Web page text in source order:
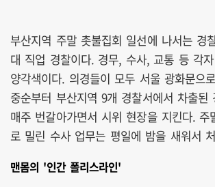
부산지역 주말 촛불집회 일선에 나서는 경
대 직업 경찰이다. 경무, 수사, 교통 등 각
양각색이다. 의경들이 모두 서울 광화문으
중순부터 부산지역 9개 경찰서에서 차출된
매주 번갈아가면서 시위 현장을 지킨다. 주
로 밀린 수사 업무는 평일에 밤을 새워서
맨몸의 '인간 폴리스라인'